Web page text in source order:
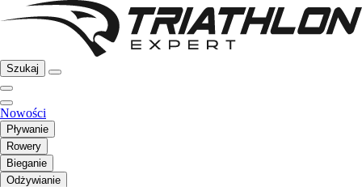
Szukaj
Nowości
Pływanie
Rowery
Bieganie
Odżywianie